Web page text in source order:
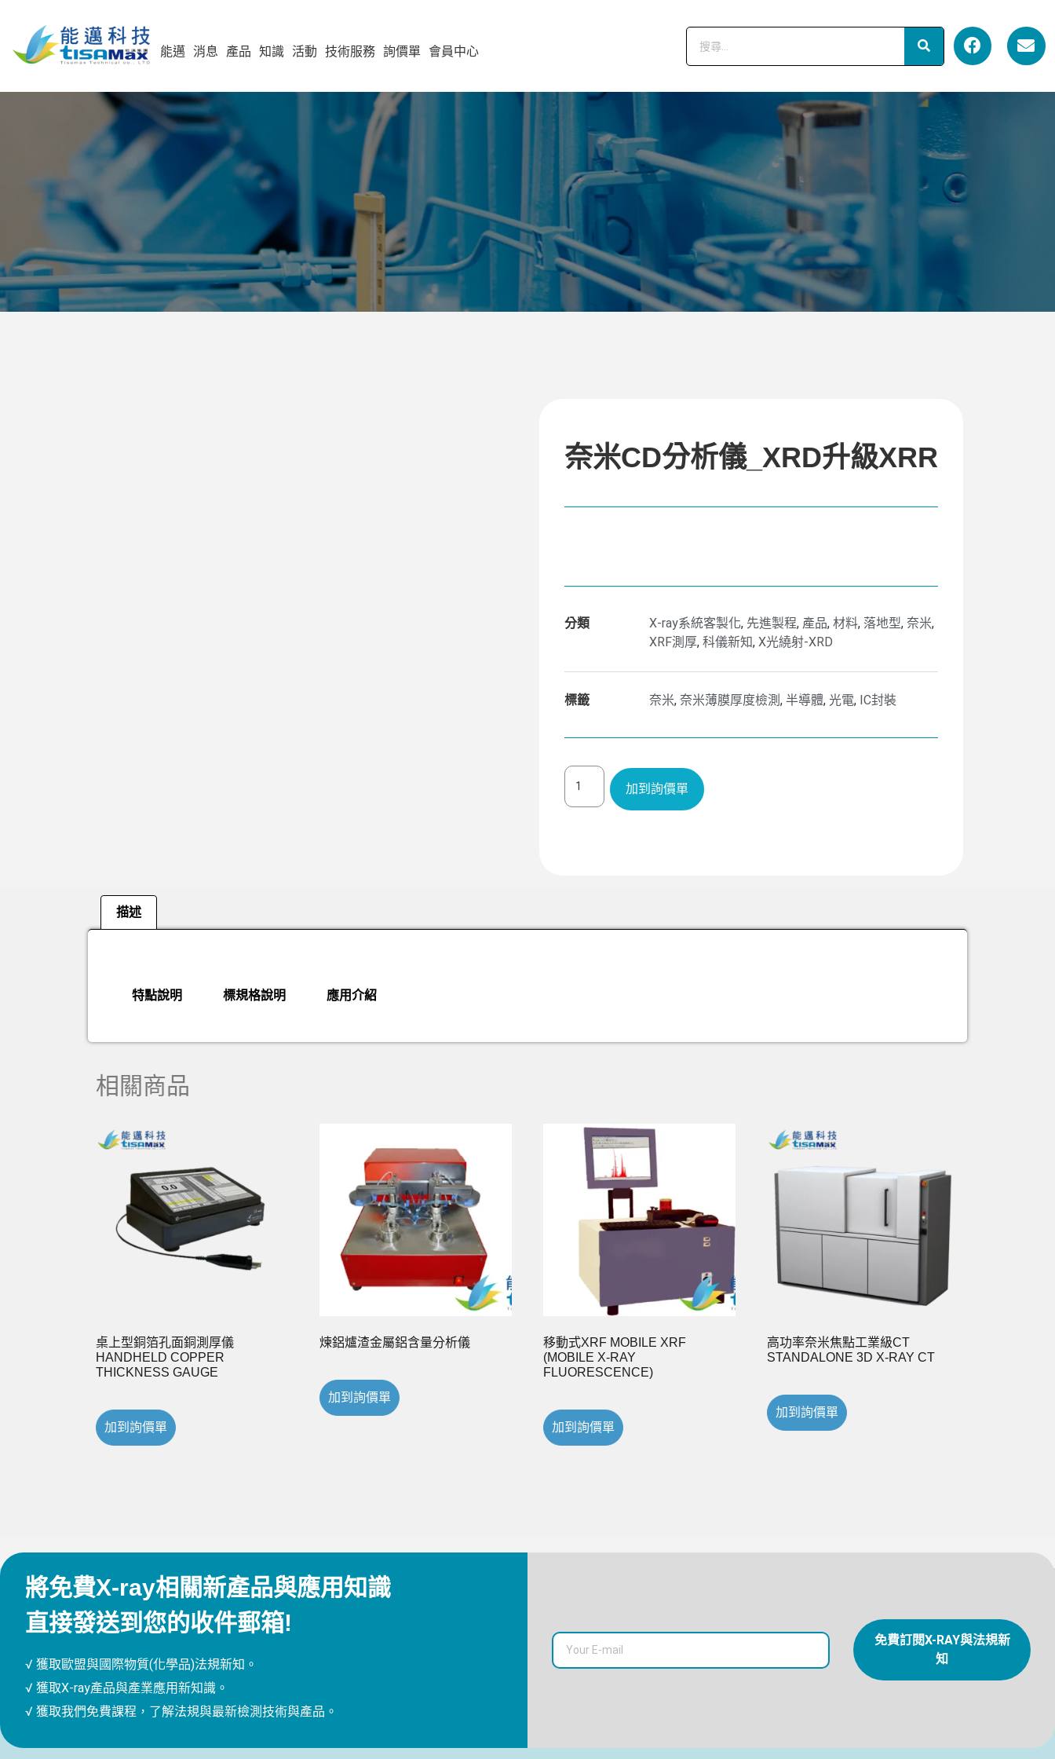
能邁 消息 產品 知識 活動 技術服務 詢價單 會員中心
奈米CD分析儀_XRD升級XRR
分類 X-ray系統客製化, 先進製程, 產品, 材料, 落地型, 奈米,
XRF測厚, 科儀新知, X光繞射-XRD
標籤 奈米, 奈米薄膜厚度檢測 , 半導體, 光電, IC封裝
加到詢價單
描述
特點說明 標規格說明 應用介紹
相關商品
桌上型銅箔孔面銅測厚儀
HANDHELD COPPER
THICKNESS GAUGE
加到詢價單
煉鋁爐渣金屬鋁含量分析儀
加到詢價單
移動式XRF MOBILE XRF
(MOBILE X-RAY
FLUORESCENCE)
加到詢價單
高功率奈米焦點工業級CT
STANDALONE 3D X-RAY CT
加到詢價單
將免費X-ray相關新產品與應用知識
直接發送到您的收件郵箱!
√ 獲取歐盟與國際物質(化學品)法規新知。
√ 獲取X-ray產品與產業應用新知識。
√ 獲取我們免費課程，了解法規與最新檢測技術與產品。
免費訂閱X-RAY與法規新
知